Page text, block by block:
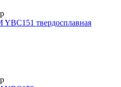
твердосплавная